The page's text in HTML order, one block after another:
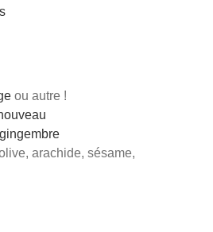
ou autre !
arachide, sésame,